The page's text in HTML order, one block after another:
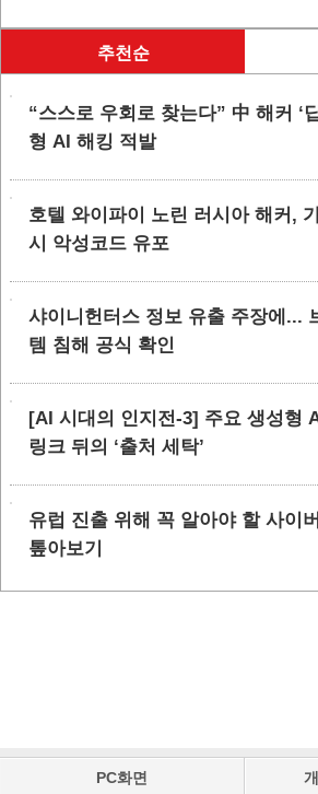
추천순
“스스로 우회로 찾는다” 中 해커 ‘
형 AI 해킹 적발
호텔 와이파이 노린 러시아 해커,
시 악성코드 유포
샤이니헌터스 정보 유출 주장에...
템 침해 공식 확인
[AI 시대의 인지전-3] 주요 생성형
링크 뒤의 ‘출처 세탁’
유럽 진출 위해 꼭 알아야 할 사이
톺아보기
PC화면